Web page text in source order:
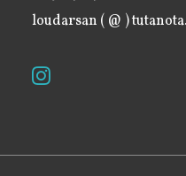
loudarsan ( @ )